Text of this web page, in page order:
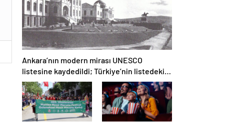
Ankara’nın modern mirası UNESCO
listesine kaydedildi; Türkiye’nin listedeki
varlık sayısı 80 oldu